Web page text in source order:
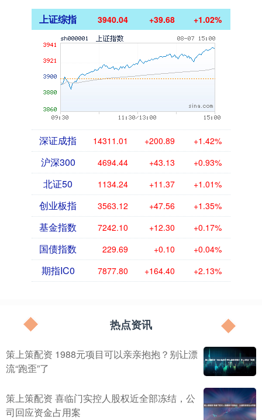
上证综指 3940.04 +39.68 +1.02%
深证成指 14311.01 +200.89 +1.42%
沪深300 4694.44 +43.13 +0.93%
北证50 1134.24 +11.37 +1.01%
创业板指 3563.12 +47.56 +1.35%
基金指数 7242.10 +12.30 +0.17%
国债指数 229.69 +0.10 +0.04%
期指IC0 7877.80 +164.40 +2.13%
热点资讯
策上策配资 1988元项目可以亲亲抱抱？别让漂
流“跑歪”了
策上策配资 喜临门实控人股权近全部冻结，公
司回应资金占用案